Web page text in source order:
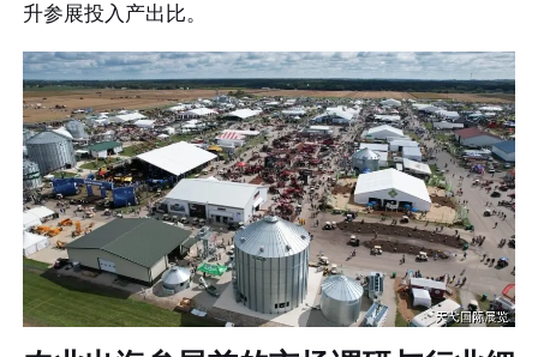
升参展投入产出比。